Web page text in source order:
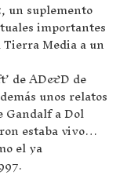
un suplemento
importantes
Media a un
de AD&D de
unos relatos
Gandalf a Dol
estaba vivo…
el ya